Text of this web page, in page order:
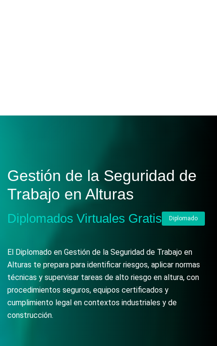
Gestión de la Seguridad de
Trabajo en Alturas
Diplomados Virtuales Gratis Diplomado
El Diplomado en Gestión de la Seguridad de Trabajo en
Alturas te prepara para identificar riesgos, aplicar normas
técnicas y supervisar tareas de alto riesgo en altura, con
procedimientos seguros, equipos certificados y
cumplimiento legal en contextos industriales y de
construcción.